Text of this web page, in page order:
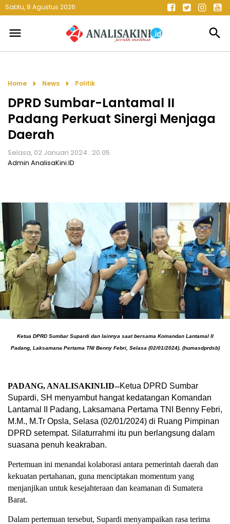
Sabtu, 8 Agustus 2026
menu search
Home arrow_right News arrow_right Politik
DPRD Sumbar-Lantamal II
Padang Perkuat Sinergi Menjaga
Daerah
Selasa, 02 Januari 2024 : 20.05
Admin AnalisaKini.ID
Ketua DPRD Sumbar Supardi dan lainnya saat bersama Komandan Lantamal II
Padang, Laksamana Pertama TNI Benny Febri, Selasa (02/01/2024). (humasdprdsb)
PADANG, ANALISAKINI.ID--Ketua DPRD Sumbar
Supardi, SH menyambut hangat kedatangan Komandan
Lantamal II Padang, Laksamana Pertama TNI Benny Febri,
M.M., M.Tr Opsla, Selasa (02/01/2024) di Ruang Pimpinan
DPRD setempat. Silaturrahmi itu pun berlangsung dalam
suasana penuh keakraban.
Pertemuan ini menandai kolaborasi antara pemerintah daerah dan
kekuatan pertahanan, guna menciptakan momentum yang
menjanjikan untuk kesejahteraan dan keamanan di Sumatera
Barat.
Dalam pertemuan tersebut, Supardi menyampaikan rasa terima